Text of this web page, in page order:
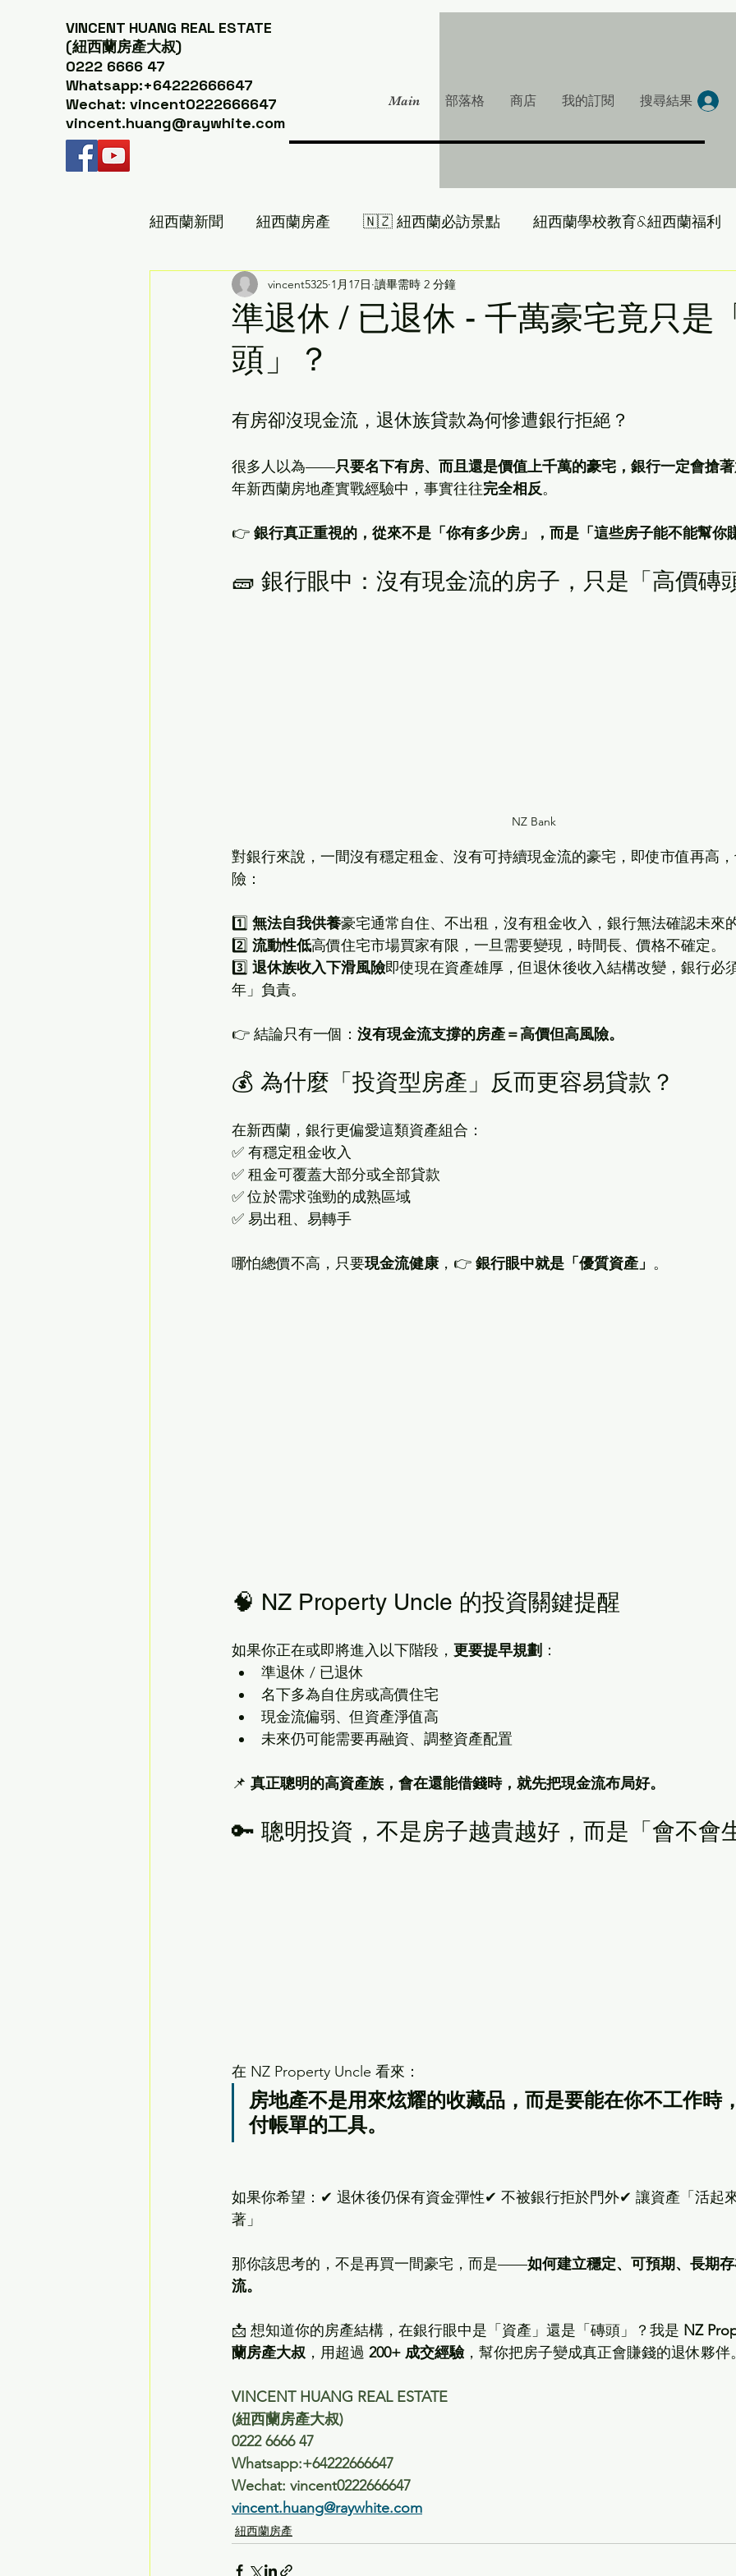
VINCENT HUANG REAL ESTATE
(紐西蘭房產大叔)
0222 6666 47
Whatsapp:+64222666647
Wechat: vincent0222666647
vincent.huang@raywhite.com
Main 部落格 商店 我的訂閱 搜尋結果
紐西蘭新聞 紐西蘭房產 🇳🇿 紐西蘭必訪景點 紐西蘭學校教育&紐西蘭福利
紐西蘭美食推薦｜紐西蘭房產大叔帶你吃遍 NZ
準退休 / 已退休 - 千萬豪宅竟只是
頭」？
vincent5325 1月17日 讀畢需時 2 分鐘
有房卻沒現金流，退休族貸款為何慘遭銀行拒絕？
很多人以為——只要名下有房、而且還是價值上千萬的豪宅，銀行一定會搶
年新西蘭房地產實戰經驗中，事實往往完全相反。
👉 銀行真正重視的，從來不是「你有多少房」，而是「這些房子能不能幫你
🧱 銀行眼中：沒有現金流的房子，只是「高價磚
NZ Bank
對銀行來說，一間沒有穩定租金、沒有可持續現金流的豪宅，即使市值再高
險：
1️⃣ 無法自我供養豪宅通常自住、不出租，沒有租金收入，銀行無法確認未來
2️⃣ 流動性低高價住宅市場買家有限，一旦需要變現，時間長、價格不確定。
3️⃣ 退休族收入下滑風險即使現在資產雄厚，但退休後收入結構改變，銀行必
年」負責。
👉 結論只有一個： 沒有現金流支撐的房產＝高價但高風險。
💰 為什麼「投資型房產」反而更容易貸款？
在新西蘭，銀行更偏愛這類資產組合：
✅ 有穩定租金收入
✅ 租金可覆蓋大部分或全部貸款
✅ 位於需求強勁的成熟區域
✅ 易出租、易轉手
哪怕總價不高，只要現金流健康，👉 銀行眼中就是「優質資產」 。
🧠 NZ Property Uncle 的投資關鍵提醒
如果你正在或即將進入以下階段， 更要提早規劃 ：
準退休 / 已退休
名下多為自住房或高價住宅
現金流偏弱、但資產淨值高
未來仍可能需要再融資、調整資產配置
📌 真正聰明的高資產族，會在還能借錢時，就先把現金流布局好。
🔑 聰明投資，不是房子越貴越好，而是「會不會
在 NZ Property Uncle 看來：
房地產不是用來炫耀的收藏品，而是要能在你不工作時
付帳單的工具。
如果你希望：✔ 退休後仍保有資金彈性✔ 不被銀行拒於門外✔ 讓資產「活起
著」
那你該思考的，不是再買一間豪宅，而是——如何建立穩定、可預期、長期
流。
📩 想知道你的房產結構，在銀行眼中是「資產」還是「磚頭」？我是 NZ
蘭房產大叔 ，用超過 200+ 成交經驗，幫你把房子變成真正會賺錢的退休夥伴
VINCENT HUANG REAL ESTATE
(紐西蘭房產大叔)
0222 6666 47
Whatsapp:+64222666647
Wechat: vincent0222666647
vincent.huang@raywhite.com
紐西蘭房產